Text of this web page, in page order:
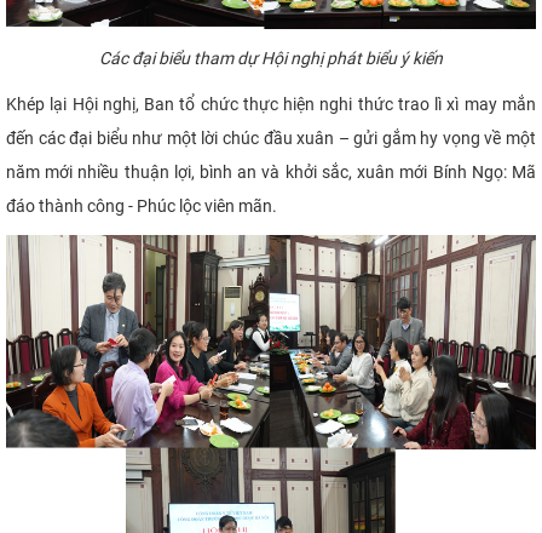
Các đại biểu tham dự Hội nghị phát biểu ý kiến
Khép lại Hội nghị, Ban tổ chức thực hiện nghi thức trao lì xì may mắn
đến các đại biểu như một lời chúc đầu xuân – gửi gắm hy vọng về một
năm mới nhiều thuận lợi, bình an và khởi sắc, xuân mới Bính Ngọ: Mã
đáo thành công - Phúc lộc viên mãn.